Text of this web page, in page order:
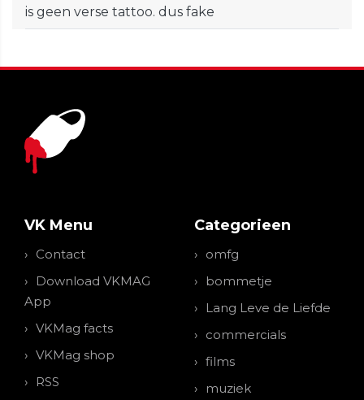
is geen verse tattoo. dus fake
VK Menu
Contact
Download VKMAG
App
VKMag facts
VKMag shop
RSS
Categorieen
omfg
bommetje
Lang Leve de Liefde
commercials
films
muziek